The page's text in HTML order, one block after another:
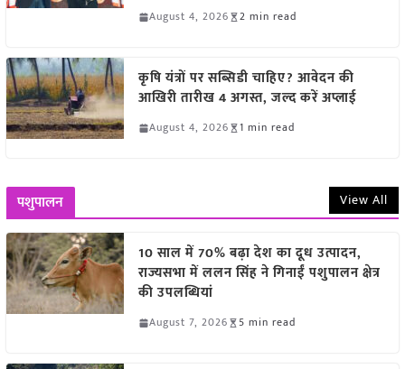
August 4, 2026 2 min read
कृषि यंत्रों पर सब्सिडी चाहिए? आवेदन की
आखिरी तारीख 4 अगस्त, जल्द करें अप्लाई
August 4, 2026 1 min read
पशुपालन View All
10 साल में 70% बढ़ा देश का दूध उत्पादन,
राज्यसभा में ललन सिंह ने गिनाईं पशुपालन क्षेत्र
की उपलब्धियां
August 7, 2026 5 min read